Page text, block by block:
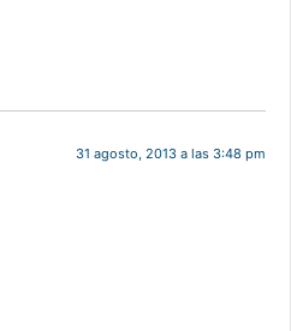
31 agosto, 2013 a las 3:48 pm